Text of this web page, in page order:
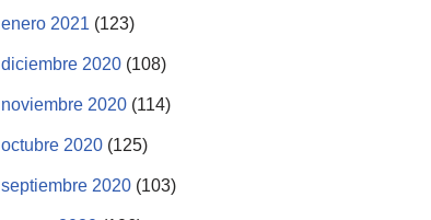
enero 2021 (123)
diciembre 2020 (108)
noviembre 2020 (114)
octubre 2020 (125)
septiembre 2020 (103)